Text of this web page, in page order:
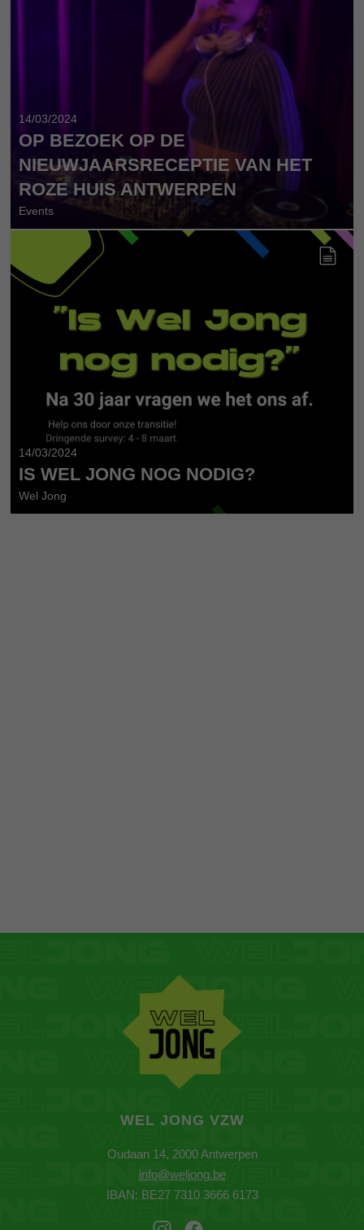
14/03/2024
OP BEZOEK OP DE
NIEUWJAARSRECEPTIE VAN HET
ROZE HUIS ANTWERPEN
Events
14/03/2024
IS WEL JONG NOG NODIG?
Wel Jong
WEL JONG VZW
Oudaan 14, 2000 Antwerpen
info@weljong.be
IBAN: BE27 7310 3666 6173
Wel Jong gebruikt cookies om jouw ervaring te